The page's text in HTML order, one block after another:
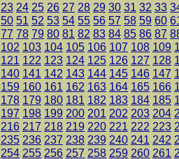
23 24 25 26 27 28 29 30 31 32 33
50 51 52 53 54 55 56 57 58 59 60
77 78 79 80 81 82 83 84 85 86 87
102 103 104 105 106 107 108 109
121 122 123 124 125 126 127 128
140 141 142 143 144 145 146 147
159 160 161 162 163 164 165 166
178 179 180 181 182 183 184 185
197 198 199 200 201 202 203 204
216 217 218 219 220 221 222 223
235 236 237 238 239 240 241 242
254 255 256 257 258 259 260 261